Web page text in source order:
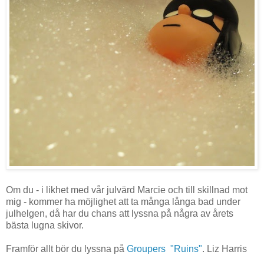
Om du - i likhet med vår julvärd Marcie och till skillnad mot
mig - kommer ha möjlighet att ta många långa bad under
julhelgen, då har du chans att lyssna på några av årets
bästa lugna skivor.
Framför allt bör du lyssna på Groupers "Ruins". Liz Harris